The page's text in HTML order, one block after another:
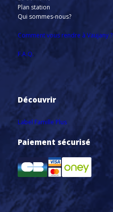
Plan station
Qui sommes-nous?
Comment vous rendre à Vaujany ?
F.A.Q.
Découvrir
Label Famille Plus
Paiement sécurisé